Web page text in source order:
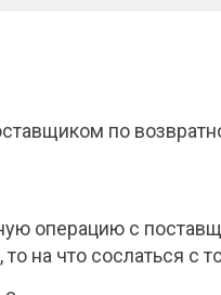
по
операцию с
на что сослаться с